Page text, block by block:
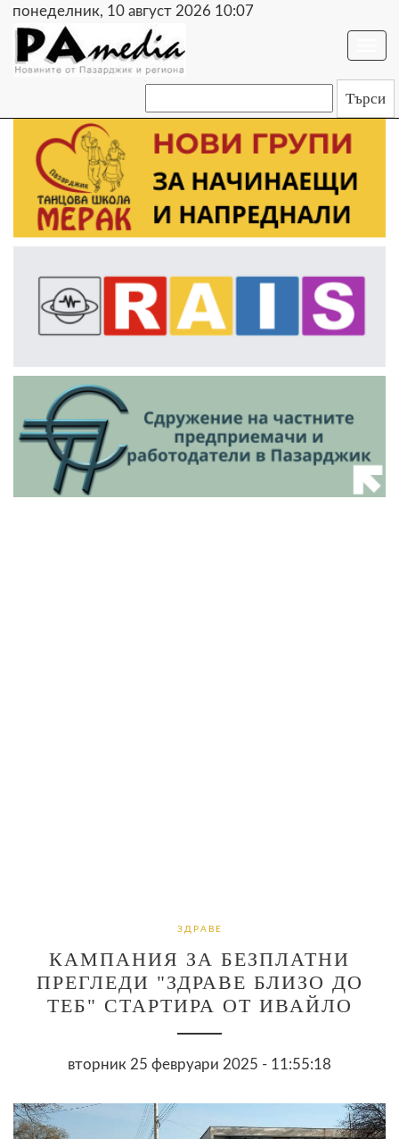
понеделник, 10 август 2026 10:07
ЗДРАВЕ
КАМПАНИЯ ЗА БЕЗПЛАТНИ
ПРЕГЛЕДИ "ЗДРАВЕ БЛИЗО ДО
ТЕБ" СТАРТИРА ОТ ИВАЙЛО
вторник 25 февруари 2025 - 11:55:18